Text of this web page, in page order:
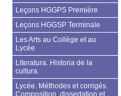
Leçons HGGPS Première
Leçons HGGSP Terminale
Les Arts au Collège et au
Lycée
Literatura. Historia de la
cultura.
Lycée. Méthodes et corrigés.
Composition, dissertation et